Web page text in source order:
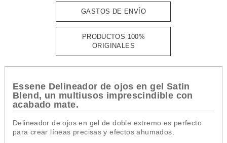
GASTOS DE ENVÍO
PRODUCTOS 100%
ORIGINALES
Essene Delineador de ojos en gel Satin
Blend, un multiusos imprescindible con
acabado mate.
Delineador de ojos en gel de doble extremo es perfecto
para crear líneas precisas y efectos ahumados.